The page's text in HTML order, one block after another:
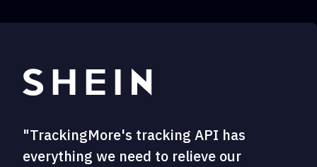
"TrackingMore's tracking API has
everything we need to relieve our